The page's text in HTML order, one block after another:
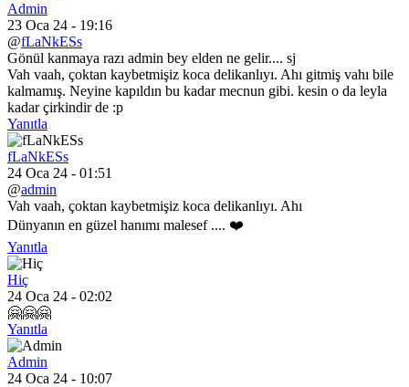
Admin
23 Oca 24 - 19:16
@fLaNkESs
Gönül kanmaya razı admin bey elden ne gelir.... sj
Vah vaah, çoktan kaybetmişiz koca delikanlıyı. Ahı gitmiş vahı bile
kalmamış. Neyine kapıldın bu kadar mecnun gibi. kesin o da leyla
kadar çirkindir de :p
Yanıtla
fLaNkESs
24 Oca 24 - 01:51
@admin
Vah vaah, çoktan kaybetmişiz koca delikanlıyı. Ahı
Dünyanın en güzel hanımı malesef .... ❤️
Yanıtla
Hiç
24 Oca 24 - 02:02
🤗🤗🤗
Yanıtla
Admin
24 Oca 24 - 10:07